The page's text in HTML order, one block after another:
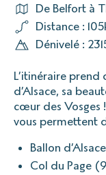
De Belfort à
Distance :
Dénivelé :
L’itinéraire prend
d’Alsace, sa
cœur des Vosges
vous permettent
Ballon
Col du Page